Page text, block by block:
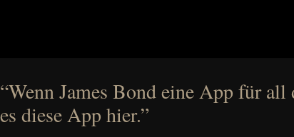
“Wenn James Bond eine App für
es diese App hier.”